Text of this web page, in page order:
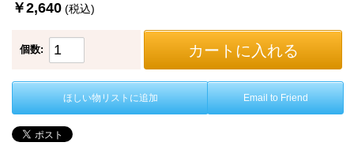
￥2,640 (税込)
個数: カートに入れる
ほしい物リストに追加 Email to Friend